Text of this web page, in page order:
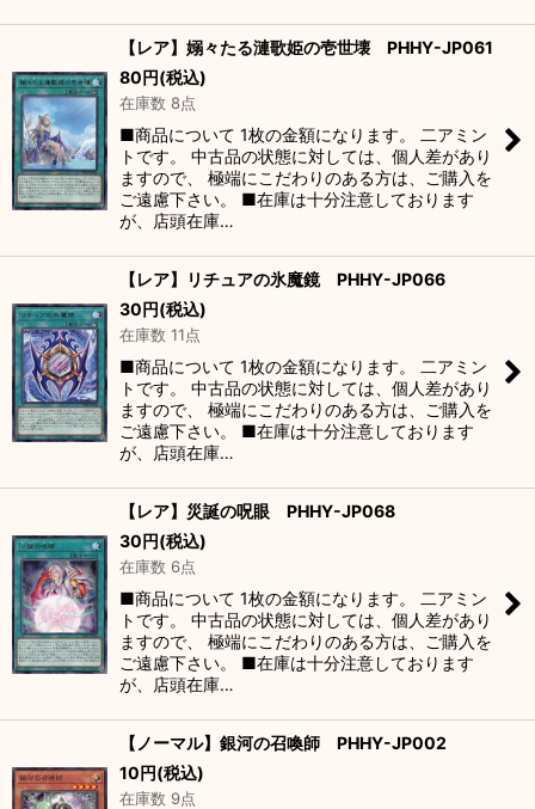
【レア】嫋々たる漣歌姫の壱世壊 PHHY-JP061
80円(税込)
在庫数 8点
■商品について 1枚の金額になります。 二アミン
トです。 中古品の状態に対しては、個人差があり
ますので、 極端にこだわりのある方は、ご購入を
ご遠慮下さい。 ■在庫は十分注意しております
が、店頭在庫…
【レア】リチュアの氷魔鏡 PHHY-JP066
30円(税込)
在庫数 11点
■商品について 1枚の金額になります。 二アミン
トです。 中古品の状態に対しては、個人差があり
ますので、 極端にこだわりのある方は、ご購入を
ご遠慮下さい。 ■在庫は十分注意しております
が、店頭在庫…
【レア】災誕の呪眼 PHHY-JP068
30円(税込)
在庫数 6点
■商品について 1枚の金額になります。 二アミン
トです。 中古品の状態に対しては、個人差があり
ますので、 極端にこだわりのある方は、ご購入を
ご遠慮下さい。 ■在庫は十分注意しております
が、店頭在庫…
【ノーマル】銀河の召喚師 PHHY-JP002
10円(税込)
在庫数 9点